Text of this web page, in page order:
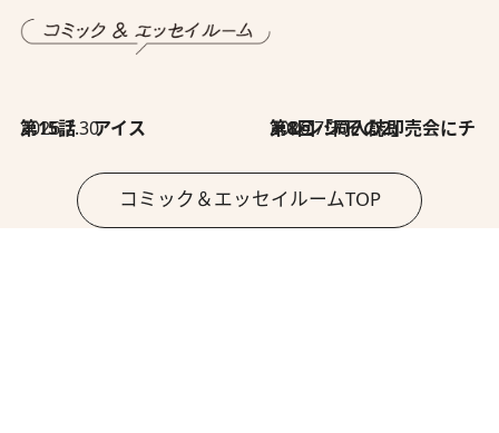
2026.7.30
第15話 アイス 2026.7.30
第8回「同人誌即売会にチャレンジ その2」
コミック＆エッセイルームTOP